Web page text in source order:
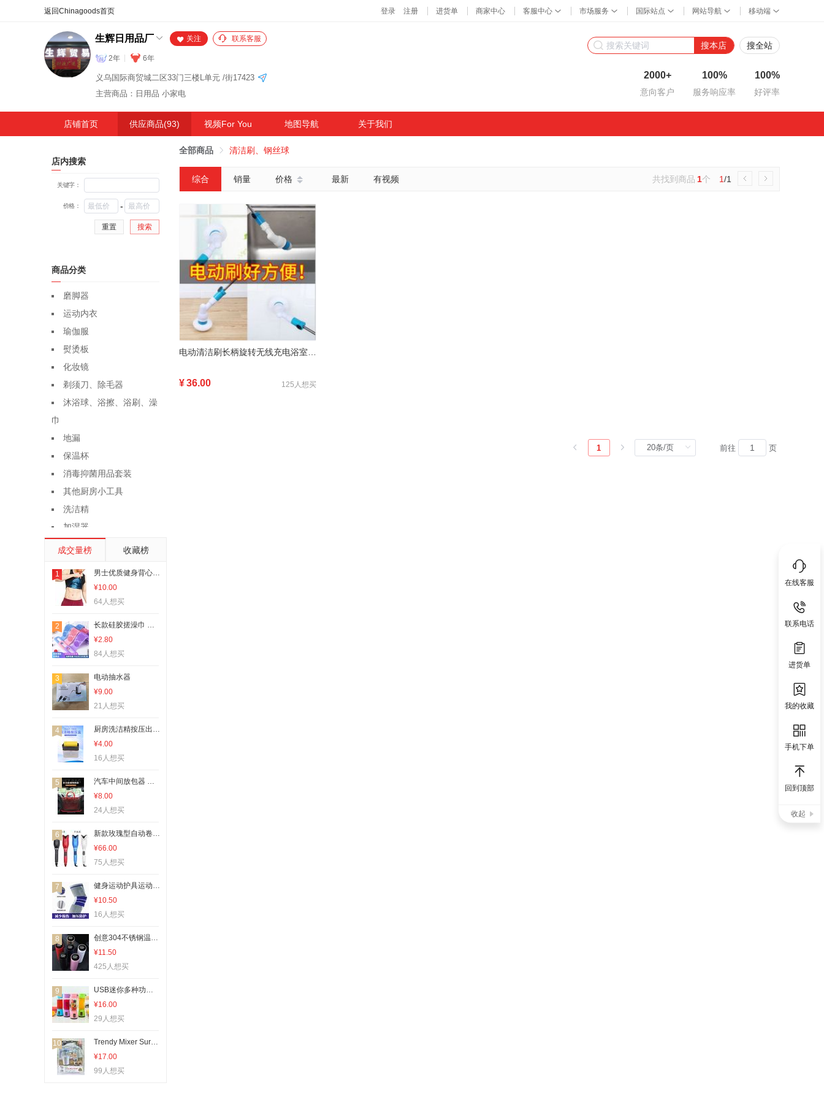
生辉日用品厂
2年 6年
关注 联系客服
义乌国际商贸城二区33门三楼L单元 /街17423
主营商品：日用品 小家电
搜本店 搜全站
2000+
意向客户
100%
服务响应率
100%
好评率
在线客服
联系电话
进货单
我的收藏
手机下单
回到顶部
收起
店铺首页 供应商品(93) 视频For You 地图导航 关于我们
店内搜索
关键字：
价格： -
重置 搜索
商品分类
磨脚器
运动内衣
瑜伽服
熨烫板
化妆镜
剃须刀、除毛器
沐浴球、浴擦、浴刷、澡
巾
地漏
保温杯
消毒抑菌用品套装
其他厨房小工具
洗洁精
加湿器
座垫、座套
砧板、菜板
烹饪勺铲
其他汽车安全用品
酒具套装
其他取暖电器
冰桶、冰夹
油壶
登山扣、钩
宠物吹水机
其他分类
防护面罩
车载冰箱
电动搓澡仪
晾衣杆、衣叉
沥水碗架
清洁刷、钢丝球
卷发器、直发器
玻璃用剂
垃圾桶
瘦脸工具
磨刀石
美容导入仪
开瓶器、开罐器
车用置物袋/置物箱
家务手套
电脑清洁用品
成交量榜 收藏榜
1
男士优质健身背心 修身聚合物桑拿背心 排汗塑身背心 男士桑拿衣
¥10.00
64人想买
2
长款硅胶搓澡巾 双面搓背器 沐浴巾 按摩拉背条刷子洗澡巾
¥2.80
84人想买
3
电动抽水器
¥9.00
21人想买
4
厨房洗洁精按压出液盒 自动加液清洁刷 厨房洗碗刷锅海绵擦组合
¥4.00
16人想买
5
汽车中间放包器 车载多用座椅间储物网兜 收纳袋置物袋 车内用品
¥8.00
24人想买
6
新款玫瑰型自动卷发器 红外线液晶懒人卷发棒 卷发器
¥66.00
75人想买
7
健身运动护具运动护膝硅胶防撞护腿弹簧支撑篮球护膝骑行登山跑步
¥10.50
16人想买
8
创意304不锈钢温控保温杯 智能商务水杯 触摸LED显示温度杯子
¥11.50
425人想买
9
USB迷你多种功能榨汁机 便携电动水果榨汁杯 充电迷你随身杯
¥16.00
29人想买
10
Trendy Mixer Surahi 创意厨房小工具手动搅拌器 水壶型搅拌杯
¥17.00
99人想买
全部商品 清洁刷、钢丝球
综合 销量 价格 最新 有视频 共找到商品 1个 1/1
¥36.00 125人想买
1 前往 页